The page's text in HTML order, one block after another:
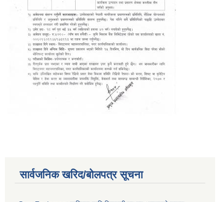
सार्वजनिक खरिद/बोलपत्र सूचना